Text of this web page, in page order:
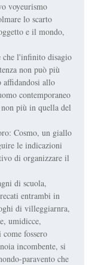
voyeurismo
lo scarto
e il mondo,
che l'infinito disagio
non può più
affidandosi allo
contemporaneo
più in quella del
Cosmo, un giallo
le indicazioni
di organizzare il
di scuola,
entrambi in
di villeggiarnra,
umidicce,
fossero
incombente, si
paravento che